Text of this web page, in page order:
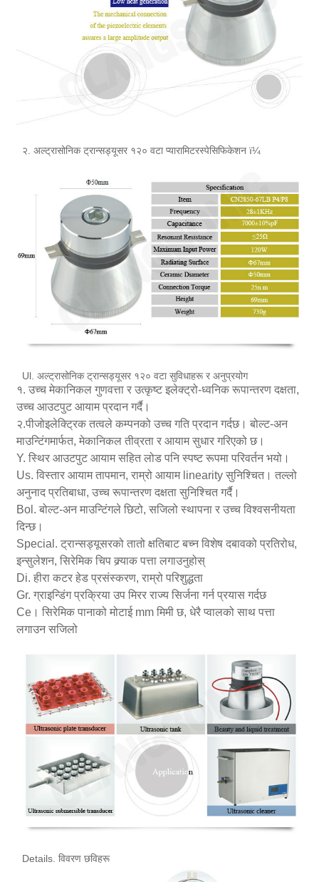
२. अल्ट्रासोनिक ट्रान्सड्यूसर १२० वटा प्यारामिटरस्पेसिफिकेशन ï¼
Ul. अल्ट्रासोनिक ट्रान्सड्यूसर १२० वटा सुविधाहरू र अनुप्रयोग
१. उच्च मेकानिकल गुणवत्ता र उत्कृष्ट इलेक्ट्रो-ध्वनिक रूपान्तरण दक्षता,
उच्च आउटपुट आयाम प्रदान गर्दै।
२.पीजोइलेक्ट्रिक तत्वले कम्पनको उच्च गति प्रदान गर्दछ। बोल्ट-अन
माउन्टिंगमार्फत, मेकानिकल तीव्रता र आयाम सुधार गरिएको छ।
Y. स्थिर आउटपुट आयाम सहित लोड पनि स्पष्ट रूपमा परिवर्तन भयो।
Us. विस्तार आयाम तापमान, राम्रो आयाम linearity सुनिश्चित। तल्लो
अनुनाद प्रतिबाधा, उच्च रूपान्तरण दक्षता सुनिश्चित गर्दै।
Bol. बोल्ट-अन माउन्टिंगले छिटो, सजिलो स्थापना र उच्च विश्वसनीयता
दिन्छ।
Special. ट्रान्सड्यूसरको तातो क्षतिबाट बच्न विशेष दबावको प्रतिरोध,
इन्सुलेशन, सिरेमिक चिप क्र्याक पत्ता लगाउनुहोस्
Di. हीरा कटर हेड प्रसंस्करण, राम्रो परिशुद्धता
Gr. ग्राइन्डिंग प्रक्रिया उप मिरर राज्य सिर्जना गर्न प्रयास गर्दछ
Ce। सिरेमिक पानाको मोटाई mm मिमी छ, धेरै प्वालको साथ पत्ता
लगाउन सजिलो
Details. विवरण छविहरू